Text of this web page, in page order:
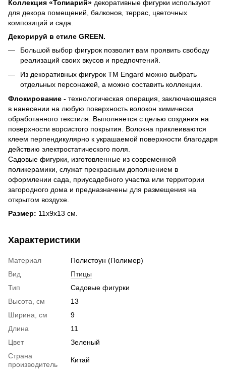
Коллекция «Топиарий» декоративные фигурки используют
для декора помещений, балконов, террас, цветочных
композиций и сада.
Декорируй в стиле GREEN.
Большой выбор фигурок позволит вам проявить свободу
реализаций своих вкусов и предпочтений.
Из декоративных фигурок TM Engard можно выбрать
отдельных персонажей, а можно составить коллекции.
Флокирование - технологическая операция, заключающаяся
в нанесении на любую поверхность волокон химически
обработанного текстиля. Выполняется с целью создания на
поверхности ворсистого покрытия. Волокна приклеиваются
клеем перпендикулярно к украшаемой поверхности благодаря
действию электростатического поля.
Садовые фигурки, изготовленные из современной
поликерамики, служат прекрасным дополнением в
оформлении сада, приусадебного участка или территории
загородного дома и предназначены для размещения на
открытом воздухе.
Размер: 11х9х13 см.
Характеристики
Материал
Полистоун (Полимер)
Вид
Птицы
Тип
Садовые фигурки
Высота, см
13
Ширина, см
9
Длина
11
Цвет
Зеленый
Страна
производитель
Китай